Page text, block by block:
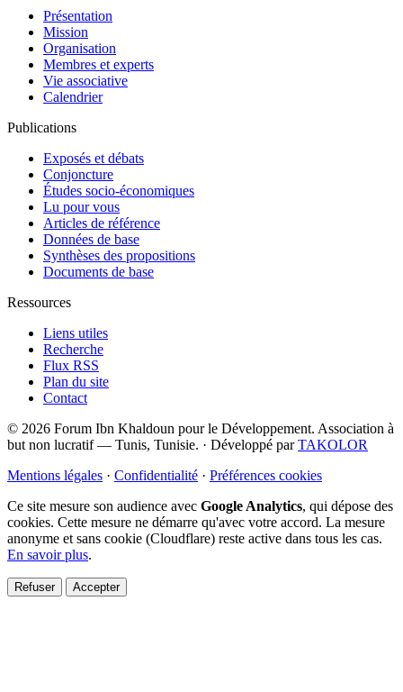
Présentation
Mission
Organisation
Membres et experts
Vie associative
Calendrier
Publications
Exposés et débats
Conjoncture
Études socio-économiques
Lu pour vous
Articles de référence
Données de base
Synthèses des propositions
Documents de base
Ressources
Liens utiles
Recherche
Flux RSS
Plan du site
Contact
© 2026 Forum Ibn Khaldoun pour le Développement. Association à
but non lucratif — Tunis, Tunisie. · Développé parTAKOLOR
Mentions légales · Confidentialité · Préférences cookies
Ce site mesure son audience avec Google Analytics, qui dépose des
cookies. Cette mesure ne démarre qu'avec votre accord. La mesure
anonyme et sans cookie (Cloudflare) reste active dans tous les cas.
En savoir plus.
Refuser Accepter